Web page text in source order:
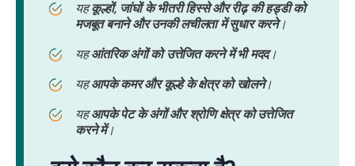
यहकूल्हों, जांघों के भीतरी हिस्से और रीढ़ की हड्डी को
मजबूत बनाने और उनकी लचीलता में सुधार करने।
यहआंतरिक अंगों को उत्तेजित करने में भी मदद।
यहआपके कमर और कूल्हे के क्षेत्र को खोलने।
यहआपके पेट के अंगों और श्रोणि क्षेत्र को उत्तेजित
करने में।